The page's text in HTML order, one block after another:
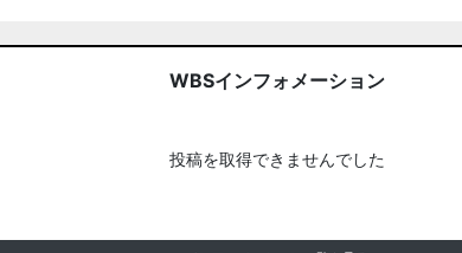
WBSインフォメーション
投稿を取得できませんでした